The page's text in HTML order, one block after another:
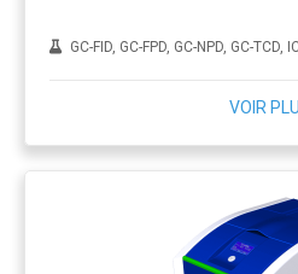
GC-FID, GC-FPD, GC-NPD, GC-TCD,
VOIR